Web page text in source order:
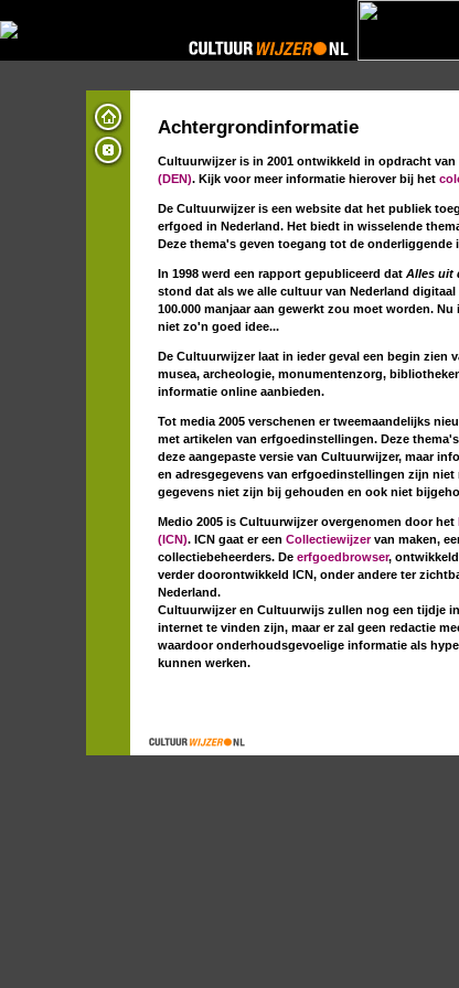
Achtergrondinformatie
Cultuurwijzer is in 2001 ontwikkeld in opdracht van
(DEN). Kijk voor meer informatie hierover bij het
De Cultuurwijzer is een website dat het publiek
erfgoed in Nederland. Het biedt in wisselende
Deze thema's geven toegang tot de onderliggende
In 1998 werd een rapport gepubliceerd dat Alles uit
stond dat als we alle cultuur van Nederland
100.000 manjaar aan gewerkt zou moet worden.
niet zo'n goed idee...
De Cultuurwijzer laat in ieder geval een begin zien
musea, archeologie, monumentenzorg,
informatie online aanbieden.
Tot media 2005 verschenen er tweemaandelijks
met artikelen van erfgoedinstellingen. Deze
deze aangepaste versie van Cultuurwijzer, maar
en adresgegevens van erfgoedinstellingen zijn niet
gegevens niet zijn bij gehouden en ook niet
Medio 2005 is Cultuurwijzer overgenomen door het
(ICN). ICN gaat er een Collectiewijzervan maken,
collectiebeheerders. De erfgoedbrowser,
verder doorontwikkeld ICN, onder andere ter
Nederland.
Cultuurwijzer en Cultuurwijs zullen nog een tijdje
internet te vinden zijn, maar er zal geen redactie
waardoor onderhoudsgevoelige informatie als
kunnen werken.